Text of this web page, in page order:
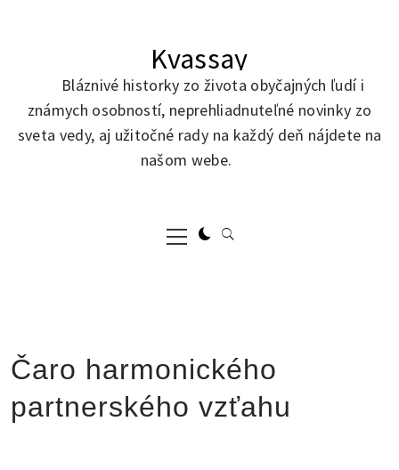
Kvassay
Bláznivé historky zo života obyčajných ľudí i
známych osobností, neprehliadnuteľné novinky zo
sveta vedy, aj užitočné rady na každý deň nájdete na
našom webe.
Primary
Menu
Čaro harmonického
partnerského vzťahu